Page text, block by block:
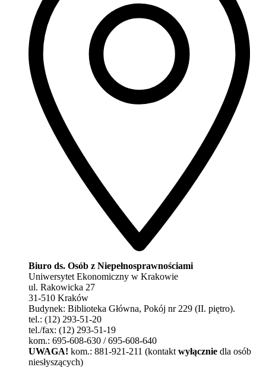
Biuro ds. Osób z Niepełnosprawnościami
Uniwersytet Ekonomiczny w Krakowie
ul. Rakowicka 27
31-510 Kraków
Budynek: Biblioteka Główna, Pokój nr 229 (II. piętro).
tel.: (12) 293-51-20
tel./fax: (12) 293-51-19
kom.: 695-608-630 / 695-608-640
UWAGA! kom.: 881-921-211 (kontakt wyłącznie dla osób
niesłyszących)